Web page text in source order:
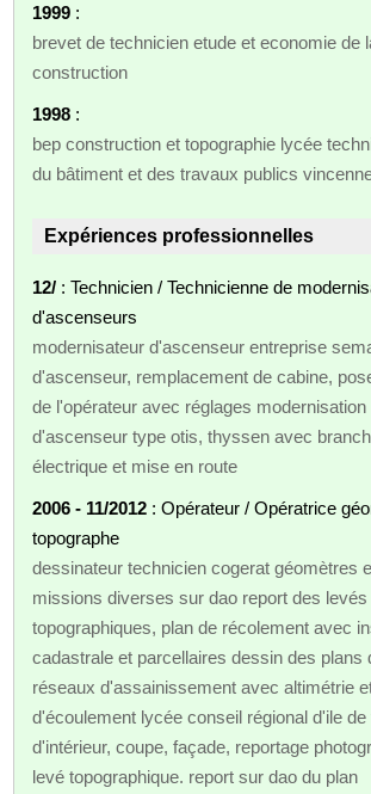
1999 :
brevet de technicien etude et economie de
construction
1998 :
bep construction et topographie lycée
du bâtiment et des travaux publics
Expériences professionnelles
12/ : Technicien / Technicienne de
d'ascenseurs
modernisateur d'ascenseur entreprise
d'ascenseur, remplacement de cabine,
de l'opérateur avec réglages modernisation
d'ascenseur type otis, thyssen avec
électrique et mise en route
2006 - 11/2012 : Opérateur / Opératrice
topographe
dessinateur technicien cogerat géomètres
missions diverses sur dao report des levés
topographiques, plan de récolement avec
cadastrale et parcellaires dessin des plans
réseaux d'assainissement avec altimétrie
d'écoulement lycée conseil régional d'ile
d'intérieur, coupe, façade, reportage
levé topographique. report sur dao du plan